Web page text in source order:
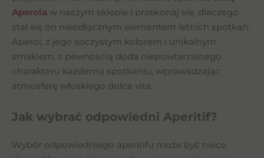
Aperola w naszym sklepie i przekonaj się, dlaczego
stał się on nieodłącznym elementem letnich spotkań.
Aperol, z jego soczystym kolorem i unikalnym
smakiem, z pewnością doda niepowtarzalnego
charakteru każdemu spotkaniu, wprowadzając
atmosferę włoskiego dolce vita.
Jak wybrać odpowiedni Aperitif?
Wybór odpowiedniego aperitifu może być nieco